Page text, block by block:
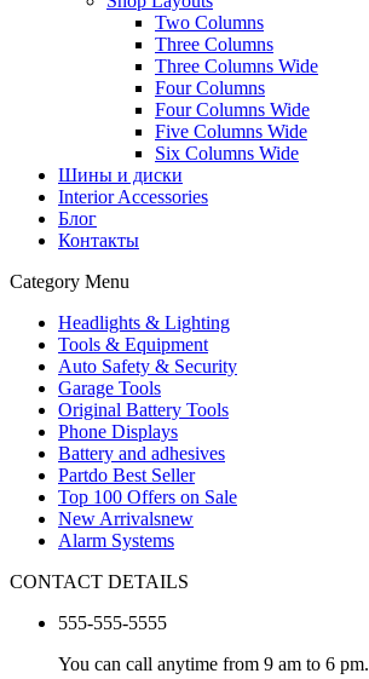
Two Columns
Three Columns
Three Columns Wide
Four Columns
Four Columns Wide
Five Columns Wide
Six Columns Wide
Шины и диски
Interior Accessories
Блог
Контакты
Category Menu
Headlights & Lighting
Tools & Equipment
Auto Safety & Security
Garage Tools
Original Battery Tools
Phone Displays
Battery and adhesives
Partdo Best Seller
Top 100 Offers on Sale
New Arrivalsnew
Alarm Systems
CONTACT DETAILS
555-555-5555
You can call anytime from 9 am to 6 pm.